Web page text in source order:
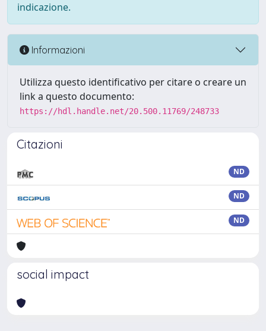
indicazione.
Informazioni
Utilizza questo identificativo per citare o creare un
link a questo documento:
https://hdl.handle.net/20.500.11769/248733
Citazioni
ND
ND
ND
social impact